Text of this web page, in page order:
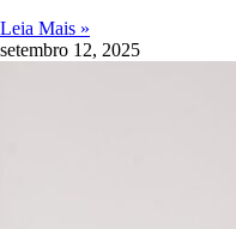
Leia Mais »
setembro 12, 2025